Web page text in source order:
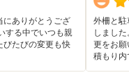
にありがとうござ
する中でいつも親
びたびの変更も快
外柵と駐
しまし
更をお願
積もり内